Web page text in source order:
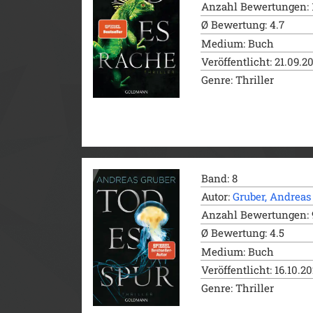
Anzahl Bewertungen:
Ø Bewertung: 4.7
Medium: Buch
Veröffentlicht:
Genre: Thriller
Band: 8
Autor:Gruber, Andreas
Anzahl Bewertungen:
Ø Bewertung: 4.5
Medium: Buch
Veröffentlicht:
Genre: Thriller